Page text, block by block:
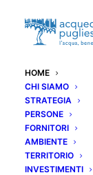
HOME
CHI SIAMO
STRATEGIA
PERSONE
FORNITORI
AMBIENTE
TERRITORIO
INVESTIMENTI